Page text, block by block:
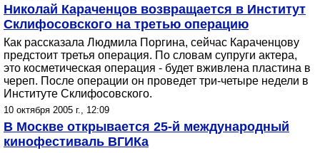
Николай Караченцов возвращается в Институт
Склифосовского на третью операцию
Как рассказала Людмила Поргина, сейчас Караченцову
предстоит третья операция. По словам супруги актера,
это косметическая операция - будет вживлена пластина в
череп. После операции он проведет три-четыре недели в
Институте Склифосовского.
10 октября 2005 г., 12:09
В Москве открывается 25-й международный
кинофестиваль ВГИКа